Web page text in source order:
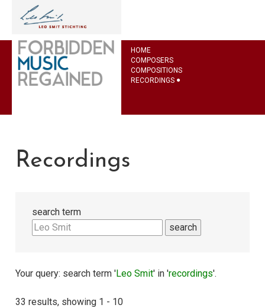
HOME
COMPOSERS
COMPOSITIONS
RECORDINGS
Recordings
search term
search
Your query: search term 'Leo Smit' in 'recordings'.
33 results, showing 1 - 10